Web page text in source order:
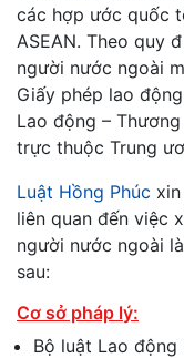
các hợp ước quốc
ASEAN. Theo quy
người nước ngoài
Giấy phép lao
Lao động –
trực thuộc Trung
Luật Hồng Phúc
liên quan đến việc
người nước ngoài
sau:
Cơ sở pháp lý:
Bộ luật Lao động